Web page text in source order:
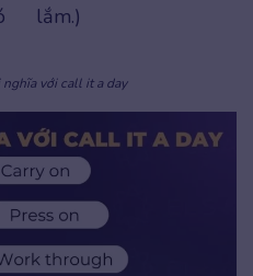
lắm.)
với call it a day